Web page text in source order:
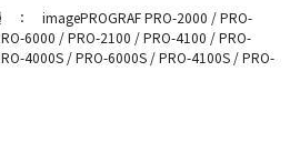
： imagePROGRAF PRO-2000 / PRO-
6000 / PRO-2100 / PRO-4100 / PRO-
4000S / PRO-6000S / PRO-4100S / PRO-